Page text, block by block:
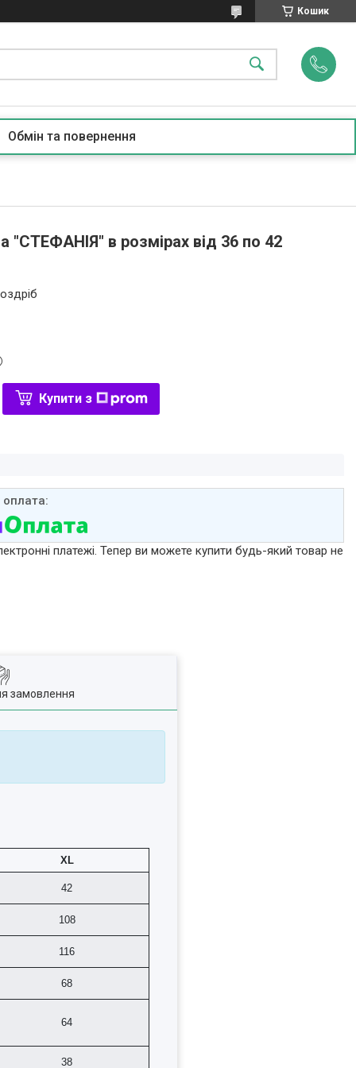
Кошик
Обмін та повернення
"СТЕФАНІЯ" в розмірах від 36 по 42
Купити з
платежі. Тепер ви можете купити будь-який товар не
замовлення
XL
42
108
116
68
64
38